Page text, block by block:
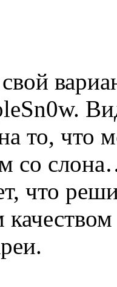
то, что
со
что